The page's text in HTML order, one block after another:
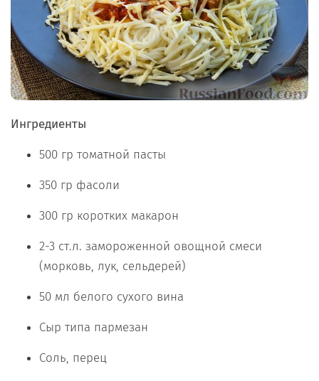
Ингредиенты
500 гр томатной пасты
350 гр фасоли
300 гр коротких макарон
2-3 ст.л. замороженной овощной смеси
(морковь, лук, сельдерей)
50 мл белого сухого вина
Сыр типа пармезан
Соль, перец